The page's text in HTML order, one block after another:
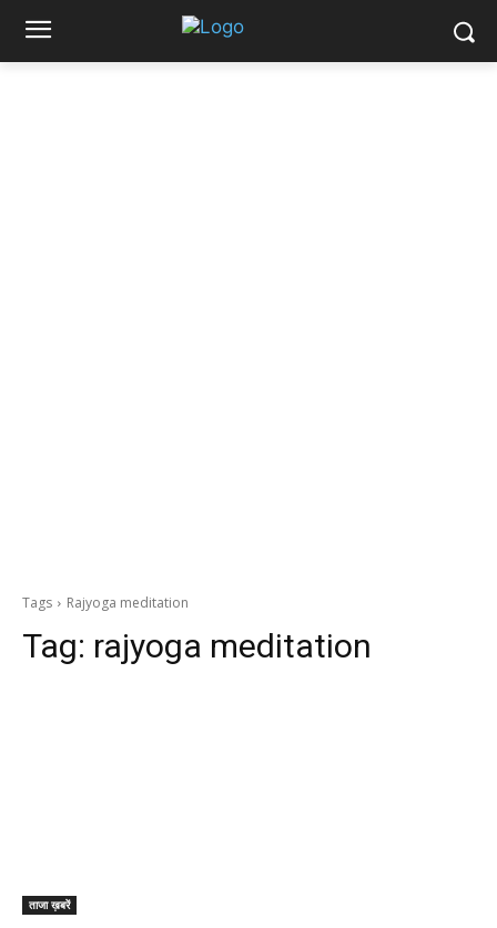
Tags Rajyoga meditation
Tag: rajyoga meditation
ताजा ख़बरें